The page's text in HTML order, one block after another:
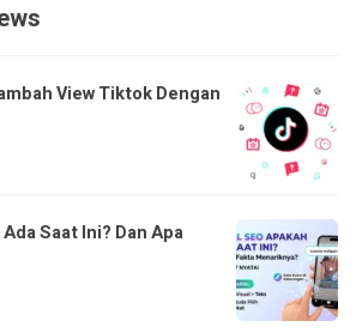
View Tiktok Dengan
Saat Ini? Dan Apa